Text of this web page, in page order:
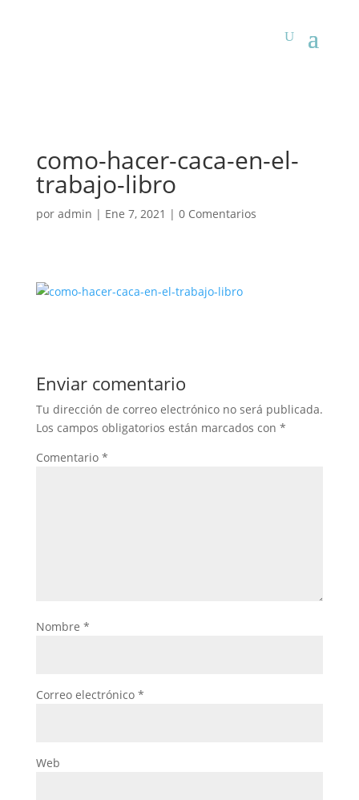
como-hacer-caca-en-el-
trabajo-libro
por admin | Ene 7, 2021 | 0 Comentarios
Enviar comentario
Tu dirección de correo electrónico no será publicada.
Los campos obligatorios están marcados con *
Comentario *
Nombre *
Correo electrónico *
Web